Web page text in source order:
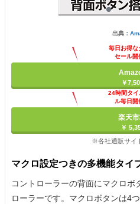
出典：
毎日お得な
セール開
￥
24時間タイ
ル毎日開
楽天
￥
※各社通販サイ
マクロ設定つきの多機能タイ
コントローラーの背面にマクロボ
ローラーです。マクロボタンは4